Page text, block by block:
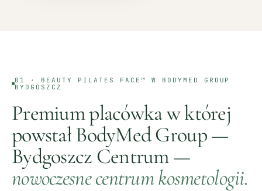
01 · BEAUTY PILATES FACE™
W BODYMED GROUP
BYDGOSZCZ
Premium placówka w której
powstał BodyMed Group —
Bydgoszcz Centrum—
nowoczesne centrum kosmetologii.